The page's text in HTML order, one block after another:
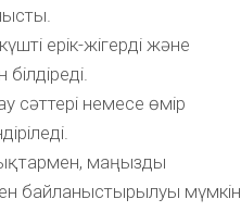
ерік-жігерді және
сәттері немесе өмір
маңызды
байланыстырылуы мүмкін.